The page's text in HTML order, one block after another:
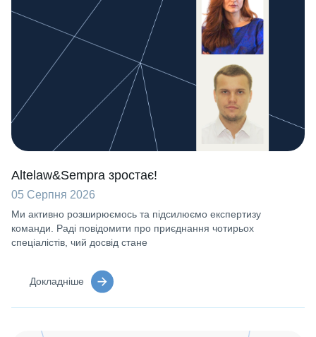
Altelaw&Sempra зростає!
05 Серпня 2026
Ми активно розширюємось та підсилюємо експертизу
команди. Раді повідомити про приєднання чотирьох
спеціалістів, чий досвід стане
Докладніше